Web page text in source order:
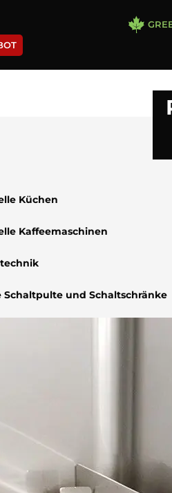
Küchen
Kaffeemaschinen
Schaltpulte und Schaltschränke